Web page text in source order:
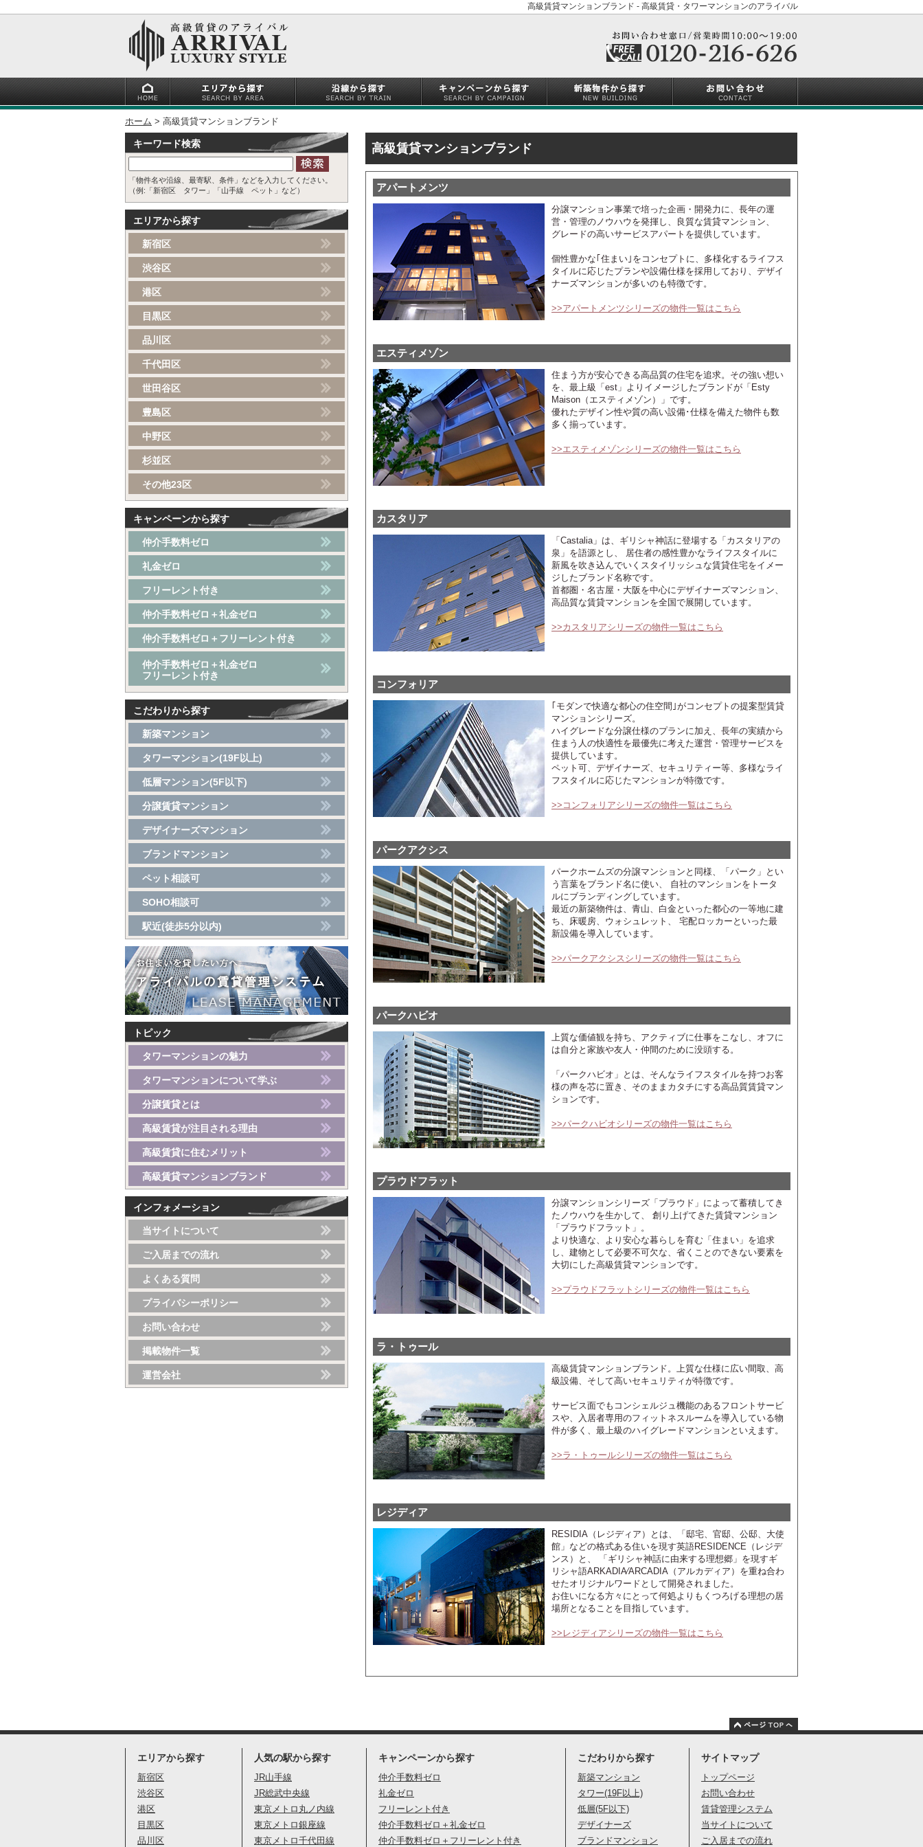
高級賃貸マンションブランド - 高級賃貸・タワーマンションのアライバル
ホーム 高級賃貸マンションブランド
高級賃貸マンションブランド
アパートメンツ
分譲マンション事業で培った企画・開発力に、長年の運
営・管理のノウハウを発揮し、良質な賃貸マンション、
グレードの高いサービスアパートを提供しています。
個性豊かな｢住まい｣をコンセプトに、多様化するライフス
タイルに応じたプランや設備仕様を採用しており、デザイ
ナーズマンションが多いのも特徴です。
>>アパートメンツシリーズの物件一覧はこちら
エスティメゾン
住まう方が安心できる高品質の住宅を追求。その強い想い
を、最上級「est」よりイメージしたブランドが「Esty
Maison（エスティメゾン）」です。
優れたデザイン性や質の高い設備･仕様を備えた物件も数
多く揃っています。
>>エスティメゾンシリーズの物件一覧はこちら
カスタリア
「Castalia」は、ギリシャ神話に登場する「カスタリアの
泉」を語源とし、 居住者の感性豊かなライフスタイルに
新風を吹き込んでいくスタイリッシュな賃貸住宅をイメー
ジしたブランド名称です。
首都圏・名古屋・大阪を中心にデザイナーズマンション、
高品質な賃貸マンションを全国で展開しています。
>>カスタリアシリーズの物件一覧はこちら
コンフォリア
｢モダンで快適な都心の住空間｣がコンセプトの提案型賃貸
マンションシリーズ。
ハイグレードな分譲仕様のプランに加え、長年の実績から
住まう人の快適性を最優先に考えた運営・管理サービスを
提供しています。
ペット可、デザイナーズ、セキュリティー等、多様なライ
フスタイルに応じたマンションが特徴です。
>>コンフォリアシリーズの物件一覧はこちら
パークアクシス
パークホームズの分譲マンションと同様、「パーク」とい
う言葉をブランド名に使い、 自社のマンションをトータ
ルにブランディングしています。
最近の新築物件は、青山、白金といった都心の一等地に建
ち、床暖房、ウォシュレット、 宅配ロッカーといった最
新設備を導入しています。
>>パークアクシスシリーズの物件一覧はこちら
パークハビオ
上質な価値観を持ち、アクティブに仕事をこなし、オフに
は自分と家族や友人・仲間のために没頭する。
「パークハビオ」とは、そんなライフスタイルを持つお客
様の声を芯に置き、そのままカタチにする高品質賃貸マン
ションです。
>>パークハビオシリーズの物件一覧はこちら
プラウドフラット
分譲マンションシリーズ「プラウド」によって蓄積してき
たノウハウを生かして、 創り上げてきた賃貸マンション
「プラウドフラット」。
より快適な、より安心な暮らしを育む「住まい」を追求
し、建物として必要不可欠な、省くことのできない要素を
大切にした高級賃貸マンションです。
>>プラウドフラットシリーズの物件一覧はこちら
ラ・トゥール
高級賃貸マンションブランド。上質な仕様に広い間取、高
級設備、そして高いセキュリティが特徴です。
サービス面でもコンシェルジュ機能のあるフロントサービ
スや、入居者専用のフィットネスルームを導入している物
件が多く、最上級のハイグレードマンションといえます。
>>ラ・トゥールシリーズの物件一覧はこちら
レジディア
RESIDIA（レジディア）とは、「邸宅、官邸、公邸、大使
館」などの格式ある住いを現す英語RESIDENCE（レジデ
ンス）と、 「ギリシャ神話に由来する理想郷」を現すギ
リシャ語ARKADIA⁄ARCADIA（アルカディア）を重ね合わ
せたオリジナルワードとして開発されました。
お住いになる方々にとって何処よりもくつろげる理想の居
場所となることを目指しています。
>>レジディアシリーズの物件一覧はこちら
キーワード検索
「物件名や沿線、最寄駅、条件」などを入力してください。
（例:「新宿区 タワー」「山手線 ペット」など）
エリアから探す
新宿区
渋谷区
港区
目黒区
品川区
千代田区
世田谷区
豊島区
中野区
杉並区
その他23区
キャンペーンから探す
仲介手数料ゼロ
礼金ゼロ
フリーレント付き
仲介手数料ゼロ＋礼金ゼロ
仲介手数料ゼロ＋フリーレント付き
仲介手数料ゼロ＋礼金ゼロ
フリーレント付き
こだわりから探す
新築マンション
タワーマンション(19F以上)
低層マンション(5F以下)
分譲賃貸マンション
デザイナーズマンション
ブランドマンション
ペット相談可
SOHO相談可
駅近(徒歩5分以内)
トピック
タワーマンションの魅力
タワーマンションについて学ぶ
分譲賃貸とは
高級賃貸が注目される理由
高級賃貸に住むメリット
高級賃貸マンションブランド
インフォメーション
当サイトについて
ご入居までの流れ
よくある質問
プライバシーポリシー
お問い合わせ
掲載物件一覧
運営会社
エリアから探す
新宿区
渋谷区
港区
目黒区
品川区
人気の駅から探す
JR山手線
JR総武中央線
東京メトロ丸ノ内線
東京メトロ銀座線
東京メトロ千代田線
キャンペーンから探す
仲介手数料ゼロ
礼金ゼロ
フリーレント付き
仲介手数料ゼロ＋礼金ゼロ
仲介手数料ゼロ＋フリーレント付き
こだわりから探す
新築マンション
タワー(19F以上)
低層(5F以下)
デザイナーズ
ブランドマンション
サイトマップ
トップページ
お問い合わせ
賃貸管理システム
当サイトについて
ご入居までの流れ